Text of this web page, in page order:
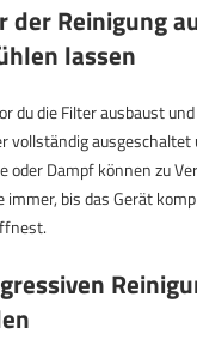
der Reinigung
lassen
du die Filter ausbaust
vollständig ausgeschaltet
oder Dampf können zu
immer, bis das Gerät